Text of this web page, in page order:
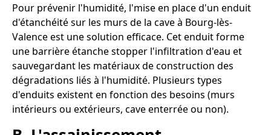
Pour prévenir l'humidité, l'mise en place d'un enduit
d'étanchéité sur les murs de la cave à Bourg-lès-
Valence est une solution efficace. Cet enduit forme
une barrière étanche stopper l'infiltration d'eau et
sauvegardant les matériaux de construction des
dégradations liés à l'humidité. Plusieurs types
d'enduits existent en fonction des besoins (murs
intérieurs ou extérieurs, cave enterrée ou non).